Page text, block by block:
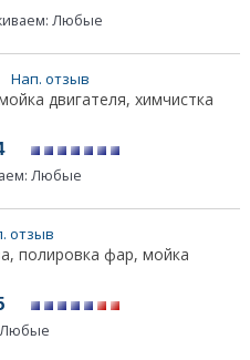
Любые
Нап. отзыв
двигателя, химчистка
Любые
отзыв
полировка фар, мойка
Любые